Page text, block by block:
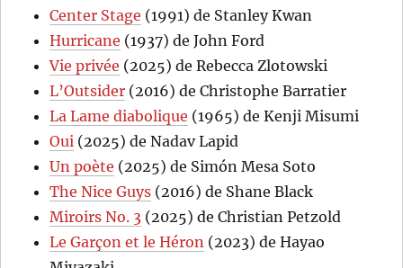
Center Stage (1991) de Stanley Kwan
Hurricane (1937) de John Ford
Vie privée (2025) de Rebecca Zlotowski
L’Outsider (2016) de Christophe Barratier
La Lame diabolique (1965) de Kenji Misumi
Oui (2025) de Nadav Lapid
Un poète (2025) de Simón Mesa Soto
The Nice Guys (2016) de Shane Black
Miroirs No. 3 (2025) de Christian Petzold
Le Garçon et le Héron (2023) de Hayao